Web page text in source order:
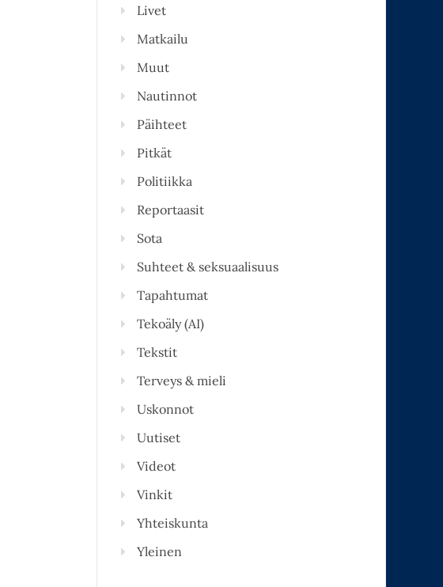
Livet
Matkailu
Muut
Nautinnot
Päihteet
Pitkät
Politiikka
Reportaasit
Sota
Suhteet & seksuaalisuus
Tapahtumat
Tekoäly (AI)
Tekstit
Terveys & mieli
Uskonnot
Uutiset
Videot
Vinkit
Yhteiskunta
Yleinen